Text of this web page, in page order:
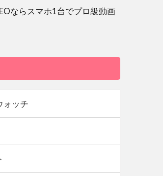
ならスマホ1台でプロ級動画
ォッチ